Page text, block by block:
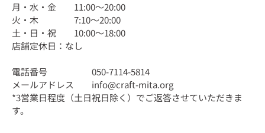
月・水・金 11:00〜20:00
火・木 7:10〜20:00
土・日・祝 10:00〜18:00
店舗定休日：なし
電話番号 050-7114-5814
メールアドレス info@craft-mita.org
*3営業日程度（土日祝日除く）でご返答させていただきま
す。